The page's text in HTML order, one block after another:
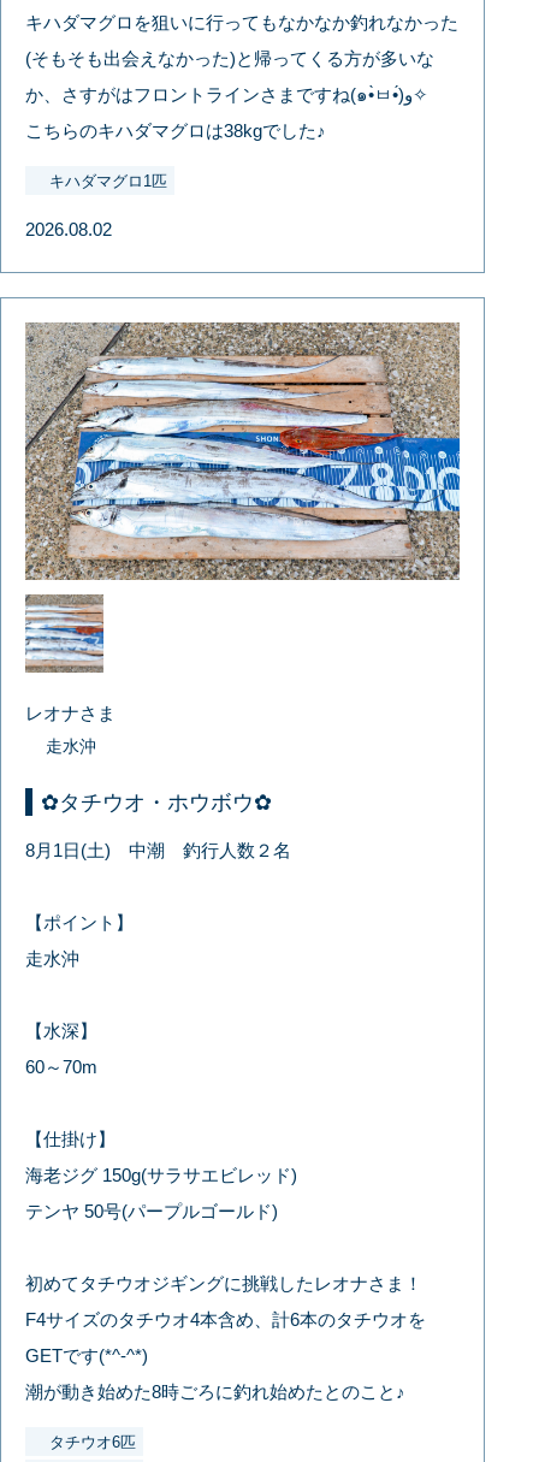
キハダマグロを狙いに行ってもなかなか釣れなかった
(そもそも出会えなかった)と帰ってくる方が多いな
か、さすがはフロントラインさまですね(๑•̀ㅂ•́)و✧
こちらのキハダマグロは38kgでした♪
キハダマグロ1匹
2026.08.02
レオナさま
走水沖
✿タチウオ・ホウボウ✿
8月1日(土) 中潮 釣行人数２名
【ポイント】
走水沖
【水深】
60～70m
【仕掛け】
海老ジグ 150g(サラサエビレッド)
テンヤ 50号(パープルゴールド)
初めてタチウオジギングに挑戦したレオナさま！
F4サイズのタチウオ4本含め、計6本のタチウオを
GETです(*^-^*)
潮が動き始めた8時ごろに釣れ始めたとのこと♪
タチウオ6匹